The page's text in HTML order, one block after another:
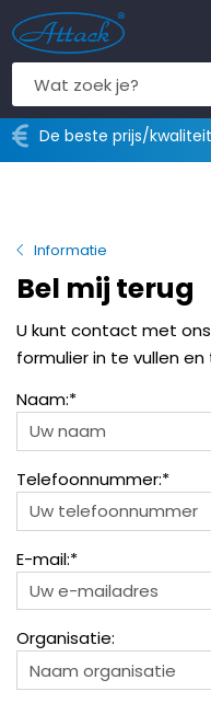
De beste prijs/
Informatie
Bel mij terug
U kunt contact met
formulier in te vullen
Naam:*
Telefoonnummer:*
E-mail:*
Organisatie: